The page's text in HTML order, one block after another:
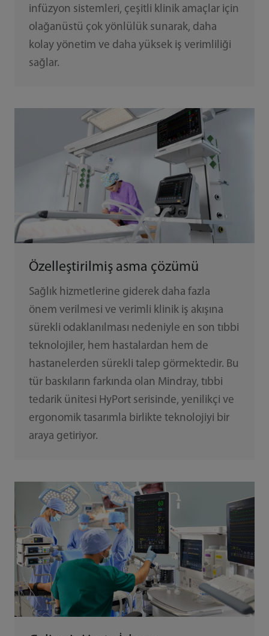
infüzyon sistemleri, çeşitli klinik amaçlar için
olağanüstü çok yönlülük sunarak, daha
kolay yönetim ve daha yüksek iş verimliliği
sağlar.
Özelleştirilmiş asma çözümü
Sağlık hizmetlerine giderek daha fazla
önem verilmesi ve verimli klinik iş akışına
sürekli odaklanılması nedeniyle en son tıbbi
teknolojiler, hem hastalardan hem de
hastanelerden sürekli talep görmektedir. Bu
tür baskıların farkında olan Mindray, tıbbi
tedarik ünitesi HyPort serisinde, yenilikçi ve
ergonomik tasarımla birlikte teknolojiyi bir
araya getiriyor.